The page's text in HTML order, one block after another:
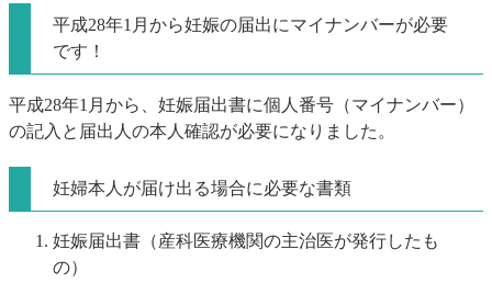
平成28年1月から妊娠の届出にマイナンバーが必要
です！
平成28年1月から、妊娠届出書に個人番号（マイナンバー）
の記入と届出人の本人確認が必要になりました 。
妊婦本人が届け出る場合に必要な書類
妊娠届出書（産科医療機関の主治医が発行したも
の）